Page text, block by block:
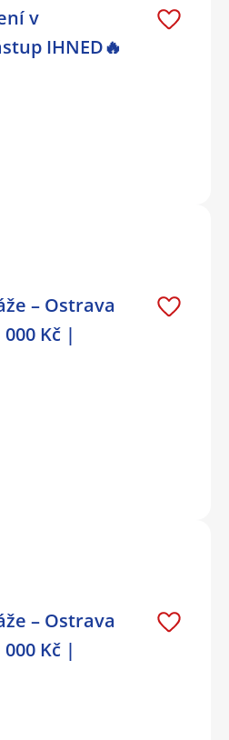
v
IHNED🔥
– Ostrava
Kč |
– Ostrava
Kč |